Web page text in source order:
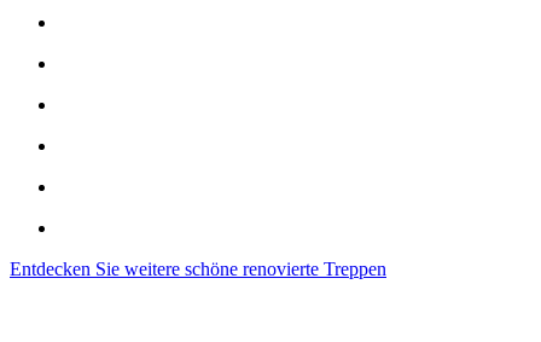
Entdecken Sie weitere schöne renovierte Treppen